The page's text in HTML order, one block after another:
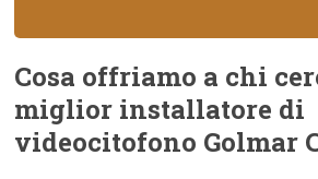
Cosa offriamo a chi
miglior installatore di
videocitofono Golmar